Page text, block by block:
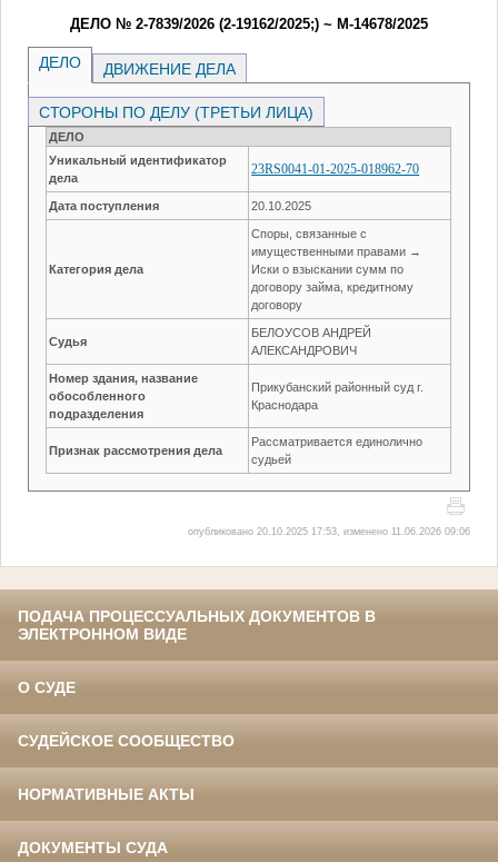
ДЕЛО № 2-7839/2026 (2-19162/2025;) ~ М-14678/2025
ДЕЛО ДВИЖЕНИЕ ДЕЛА
СТОРОНЫ ПО ДЕЛУ (ТРЕТЬИ ЛИЦА)
ДЕЛО
Уникальный идентификатор
дела
23RS0041-01-2025-018962-70
Дата поступления 20.10.2025
Категория дела
Споры, связанные с
имущественными правами →
Иски о взыскании сумм по
договору займа, кредитному
договору
Судья
БЕЛОУСОВ АНДРЕЙ
АЛЕКСАНДРОВИЧ
Номер здания, название
обособленного
подразделения
Прикубанский районный суд г.
Краснодара
Признак рассмотрения дела
Рассматривается единолично
судьей
опубликовано 20.10.2025 17:53, изменено 11.06.2026 09:06
ПОДАЧА ПРОЦЕССУАЛЬНЫХ ДОКУМЕНТОВ В
ЭЛЕКТРОННОМ ВИДЕ
О СУДЕ
СУДЕЙСКОЕ СООБЩЕСТВО
НОРМАТИВНЫЕ АКТЫ
ДОКУМЕНТЫ СУДА